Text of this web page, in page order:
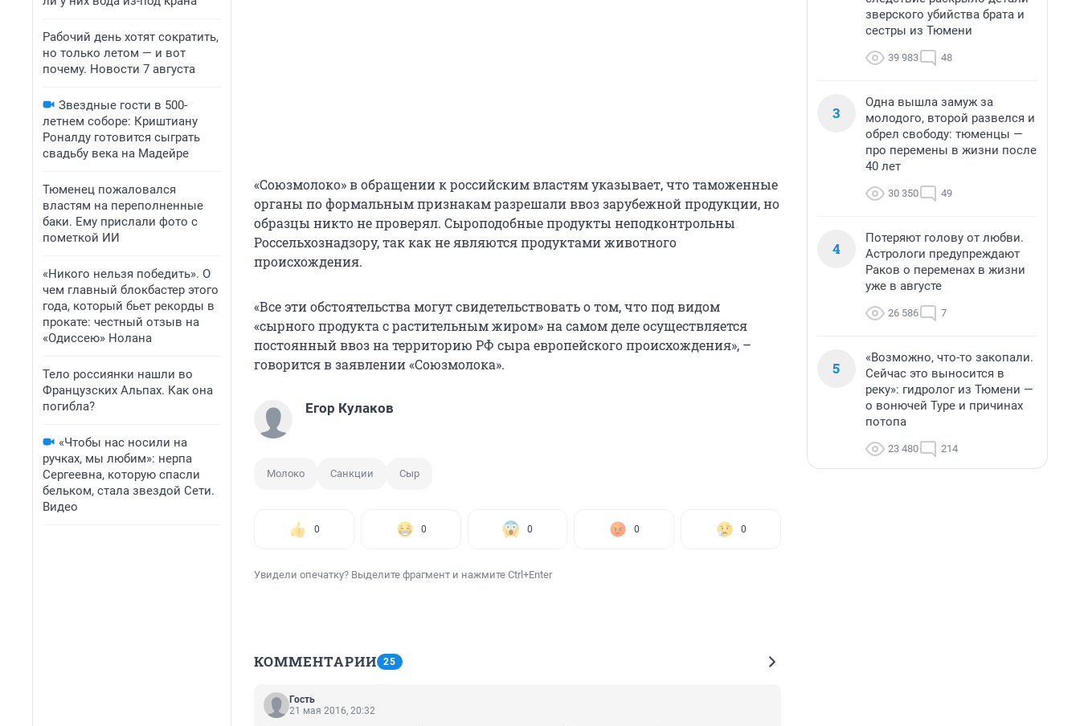
Рабочий день хотят сократить,
но только летом — и вот
почему. Новости 7 августа
Звездные гости в 500-
летнем соборе: Криштиану
Роналду готовится сыграть
свадьбу века на Мадейре
Тюменец пожаловался
властям на переполненные
баки. Ему прислали фото с
пометкой ИИ
«Никого нельзя победить». О
чем главный блокбастер этого
года, который бьет рекорды в
прокате: честный отзыв на
«Одиссею» Нолана
Тело россиянки нашли во
Французских Альпах. Как она
погибла?
«Чтобы нас носили на
ручках, мы любим»: нерпа
Сергеевна, которую спасли
бельком, стала звездой Сети.
Видео
«Союзмолоко» в обращении к российским властям указывает, что таможенные
органы по формальным признакам разрешали ввоз зарубежной продукции, но
образцы никто не проверял. Сыроподобные продукты неподконтрольны
Россельхознадзору, так как не являются продуктами животного
происхождения.
«Все эти обстоятельства могут свидетельствовать о том, что под видом
«сырного продукта с растительным жиром» на самом деле осуществляется
постоянный ввоз на территорию РФ сыра европейского происхождения», –
говорится в заявлении «Союзмолока».
Егор Кулаков
Молоко Санкции Сыр
0 0 0 0 0
Увидели опечатку? Выделите фрагмент и нажмите Ctrl+Enter
КОММЕНТАРИИ 25
Гость
21 мая 2016, 20:32
зверского убийства брата и
сестры из Тюмени
39 983 48
3
Одна вышла замуж за
молодого, второй развелся и
обрел свободу: тюменцы —
про перемены в жизни после
40 лет
30 350 49
4
Потеряют голову от любви.
Астрологи предупреждают
Раков о переменах в жизни
уже в августе
26 586 7
5
«Возможно, что-то закопали.
Сейчас это выносится в
реку»: гидролог из Тюмени —
о вонючей Туре и причинах
потопа
23 480 214